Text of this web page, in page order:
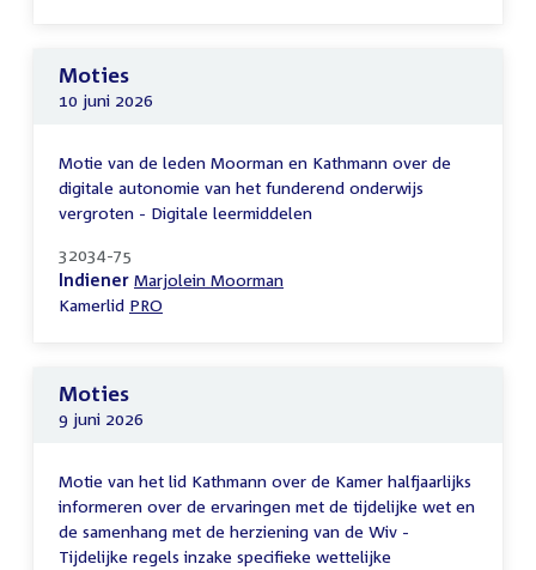
Moties
10 juni 2026
Motie van de leden Moorman en Kathmann over de
digitale autonomie van het funderend onderwijs
vergroten - Digitale leermiddelen
32034-75
Indiener Marjolein Moorman
Kamerlid PRO
Moties
9 juni 2026
Motie van het lid Kathmann over de Kamer halfjaarlijks
informeren over de ervaringen met de tijdelijke wet en
de samenhang met de herziening van de Wiv -
Tijdelijke regels inzake specifieke wettelijke